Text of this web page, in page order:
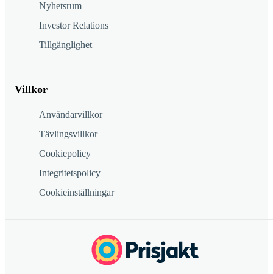
Nyhetsrum
Investor Relations
Tillgänglighet
Villkor
Användarvillkor
Tävlingsvillkor
Cookiepolicy
Integritetspolicy
Cookieinställningar